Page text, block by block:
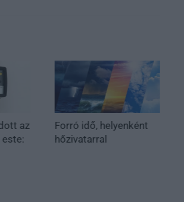
az
Forró idő, helyenként
hőzivatarral